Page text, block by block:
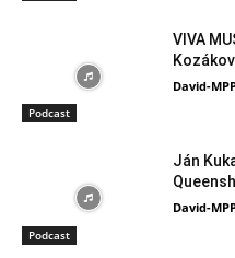
Podcast
VIVA
David-
Podcast
Ján
David-